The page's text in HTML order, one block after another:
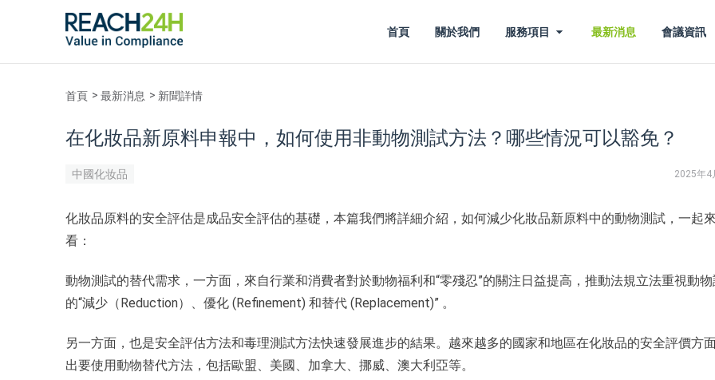
首頁 關於我們 服務項目 最新消息 會議資訊
首頁 最新消息 新聞詳情
在化妝品新原料申報中，如何使用非動物測試方法？哪些情況可以豁免？
中國化妆品 2025年4
化妝品原料的安全評估是成品安全評估的基礎，本篇我們將詳細介紹，如何減少化妝品新原料中的動物測試，一起來
看：
動物測試的替代需求，一方面，來自行業和消費者對於動物福利和“零殘忍”的關注日益提高，推動法規立法重視動
的“減少（Reduction）、優化 (Refinement) 和替代 (Replacement)” 。
另一方面，也是安全評估方法和毒理測試方法快速發展進步的結果。越來越多的國家和地區在化妝品的安全評價方
出要使用動物替代方法，包括歐盟、美國、加拿大、挪威、澳大利亞等。